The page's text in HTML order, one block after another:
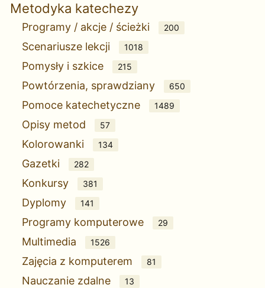
Metodyka katechezy
Programy / akcje / ścieżki 200
Scenariusze lekcji 1018
Pomysły i szkice 215
Powtórzenia, sprawdziany 650
Pomoce katechetyczne 1489
Opisy metod 57
Kolorowanki 134
Gazetki 282
Konkursy 381
Dyplomy 141
Programy komputerowe 29
Multimedia 1526
Zajęcia z komputerem 81
Nauczanie zdalne 13